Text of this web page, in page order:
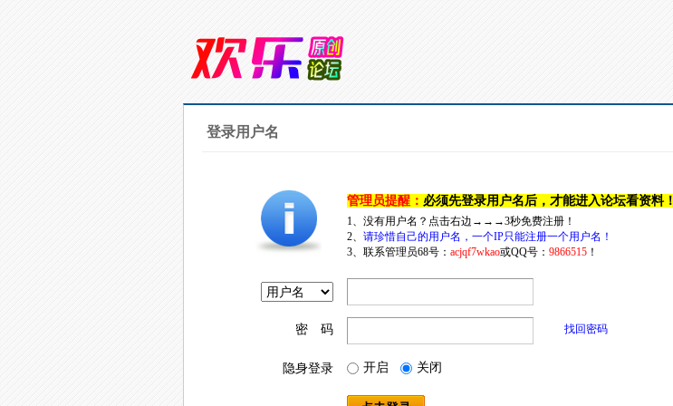
登录用户名
管理员提醒： 必须先登录用户名后，才能进入论坛看资料！
1、没有用户名？点击右边→→→3秒免费注册！
2、 请珍惜自己的用户名，一个IP只能注册一个用户名！
3、联系管理员68号： acjqf7wkao或QQ号： 9866515！
密 码 找回密码
隐身登录 开启 关闭